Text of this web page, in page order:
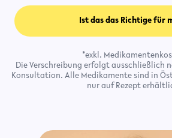
Ist das das Richtige für
*exkl.
Die Verschreibung erfolgt ausschließlich
Konsultation. Alle Medikamente sind in
nur auf Rezept